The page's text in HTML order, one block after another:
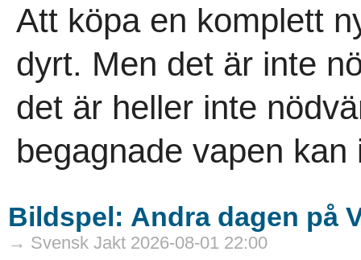
Att köpa en komplett
dyrt. Men det är inte
det är heller inte
­begagnade vapen
Bildspel: Andra dagen på
→ Svensk Jakt 2026-08-01 22:00